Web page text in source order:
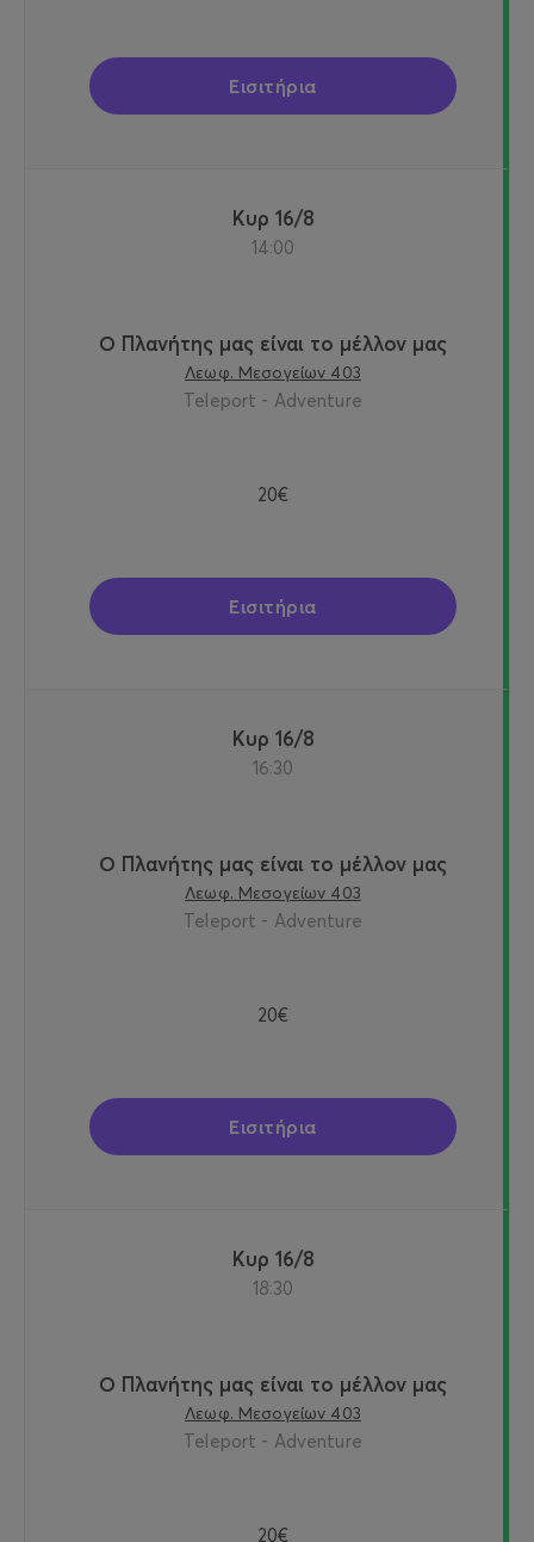
Εισιτήρια
Κυρ 16/8
14:00
Ο Πλανήτης μας είναι το μέλλον μας
Λεωφ. Μεσογείων 403
Teleport - Adventure
20€
Εισιτήρια
Κυρ 16/8
16:30
Ο Πλανήτης μας είναι το μέλλον μας
Λεωφ. Μεσογείων 403
Teleport - Adventure
20€
Εισιτήρια
Κυρ 16/8
18:30
Ο Πλανήτης μας είναι το μέλλον μας
Λεωφ. Μεσογείων 403
Teleport - Adventure
20€